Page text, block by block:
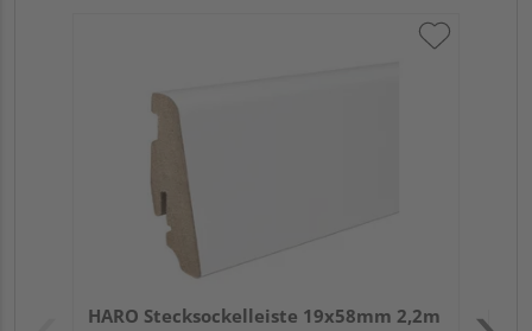
HARO Stecksockelleiste 19x58mm 2,2m